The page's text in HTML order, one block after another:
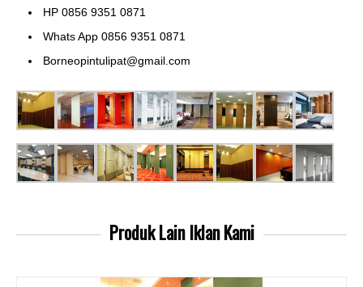
HP 0856 9351 0871
Whats App 0856 9351 0871
Borneopintulipat@gmail.com
Produk LainIklan Kami